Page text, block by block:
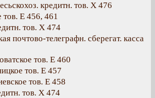
кредитн. тов. Х 476
тов. Е 456, 461
тов. Х 474
почтово-телеграфн. сберегат. касса
тов. Е 460
тов. Е 457
тов. Е 458
тов. Х 474